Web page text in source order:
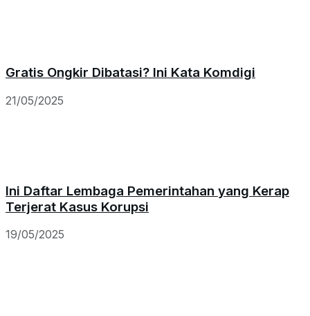
Gratis Ongkir Dibatasi? Ini Kata Komdigi
21/05/2025
Ini Daftar Lembaga Pemerintahan yang Kerap
Terjerat Kasus Korupsi
19/05/2025